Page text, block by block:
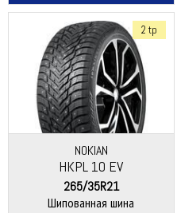
2 tp
NOKIAN
HKPL 10 EV
265/35R21
Шипованная шина